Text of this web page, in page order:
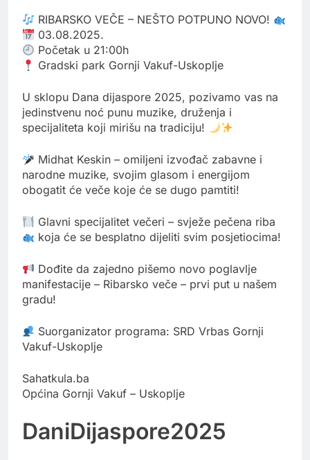
RIBARSKO VEČE – NEŠTO POTPUNO NOVO!
03.08.2025.
Početak u 21:00h
Gradski park Gornji Vakuf-Uskoplje
U sklopu Dana dijaspore 2025, pozivamo vas na
jedinstvenu noć punu muzike, druženja i
specijaliteta koji mirišu na tradiciju!
Midhat Keskin – omiljeni izvođač zabavne i
narodne muzike, svojim glasom i energijom
obogatit će veče koje će se dugo pamtiti!
Glavni specijalitet večeri – svježe pečena riba
koja će se besplatno dijeliti svim posjetiocima!
Dođite da zajedno pišemo novo poglavlje
manifestacije – Ribarsko veče – prvi put u našem
gradu!
Suorganizator programa: SRD Vrbas Gornji
Vakuf-Uskoplje
Sahatkula.ba
Općina Gornji Vakuf – Uskoplje
DaniDijaspore2025